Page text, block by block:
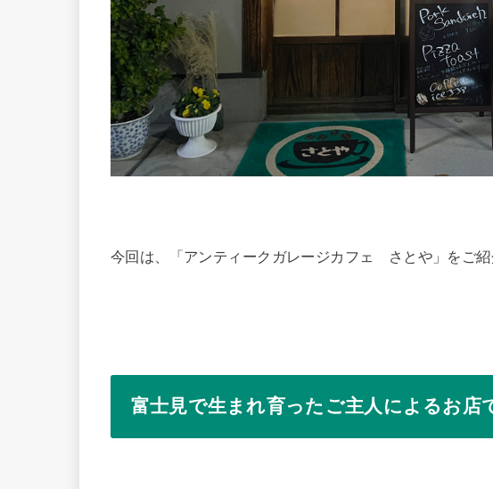
今回は、「アンティークガレージカフェ さとや」をご紹
富士見で生まれ育ったご主人によるお店